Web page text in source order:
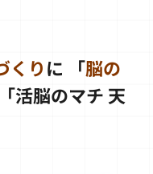
くりに 「脳の
活脳のマチ 天